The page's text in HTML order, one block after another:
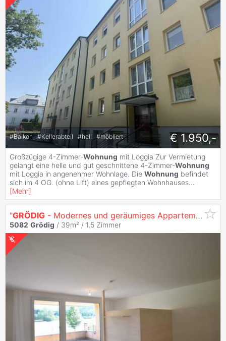
#Balkon #Kellerabteil #hell #möbliert € 1.950,-
Großzügige 4-Zimmer-Wohnung mit Loggia Zur Vermietung
gelangt eine helle und gut geschnittene 4-Zimmer-Wohnung
mit Loggia in angenehmer Wohnlage. Die Wohnung befindet
sich im 4 OG. (ohne Lift) eines gepflegten Wohnhauses...
[Mehr]
"GRÖDIG - Modernes und geräumiges Appartement mit großer Loggia und Bergblick"
5082 Grödig / 39m² / 1,5 Zimmer